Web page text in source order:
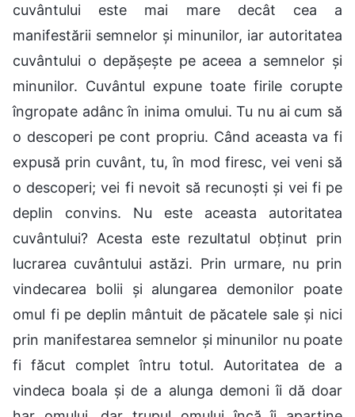
cuvântului este mai mare decât cea a
manifestării semnelor și minunilor, iar autoritatea
cuvântului o depășește pe aceea a semnelor și
minunilor. Cuvântul expune toate firile corupte
îngropate adânc în inima omului. Tu nu ai cum să
o descoperi pe cont propriu. Când aceasta va fi
expusă prin cuvânt, tu, în mod firesc, vei veni să
o descoperi; vei fi nevoit să recunoști și vei fi pe
deplin convins. Nu este aceasta autoritatea
cuvântului? Acesta este rezultatul obținut prin
lucrarea cuvântului astăzi. Prin urmare, nu prin
vindecarea bolii și alungarea demonilor poate
omul fi pe deplin mântuit de păcatele sale și nici
prin manifestarea semnelor și minunilor nu poate
fi făcut complet întru totul. Autoritatea de a
vindeca boala și de a alunga demoni îi dă doar